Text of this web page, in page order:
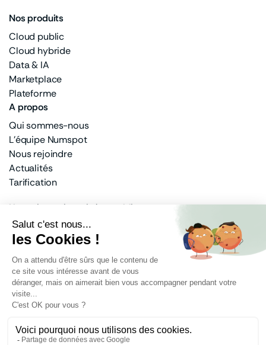
A propos
Qui sommes-nous
L'équipe Numspot
Nous rejoindre
Actualités
Tarification
Un actionnariat privé et public
100% français
Banque des Territoires
Dassault Systèmes
Bouygues Telecom
Nos produits
Cloud public
Cloud hybride
Data & IA
Marketplace
Plateforme
Protection des données